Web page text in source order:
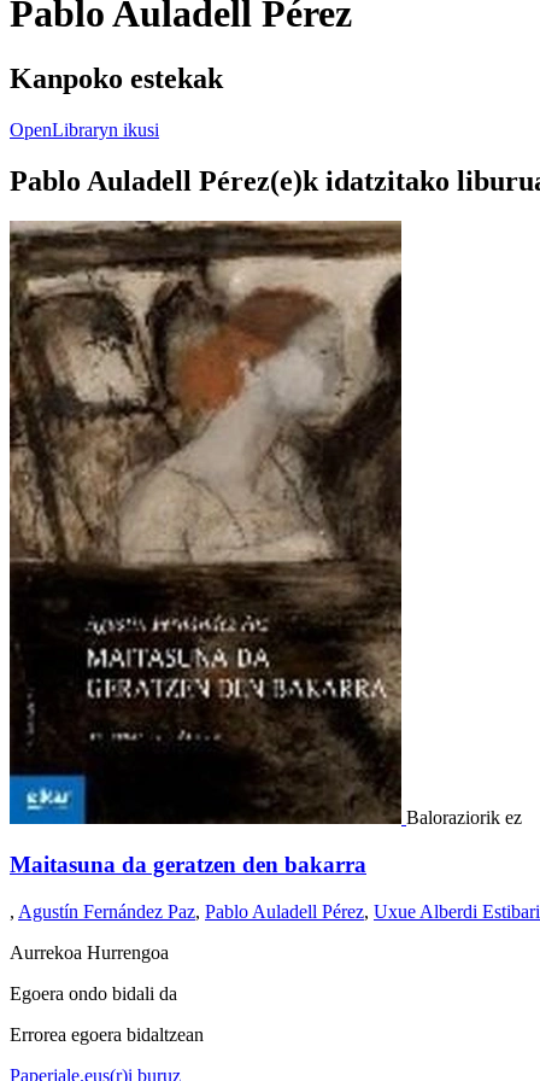
Pablo Auladell Pérez
Kanpoko estekak
OpenLibraryn ikusi
Pablo Auladell Pérez(e)k idatzitako
Baloraziorik ez
Maitasuna da geratzen den bakarra
, Agustín Fernández Paz, Pablo Auladell Pérez, Uxue Alberdi
Aurrekoa Hurrengoa
Egoera ondo bidali da
Errorea egoera bidaltzean
Paperjale.eus(r)i buruz